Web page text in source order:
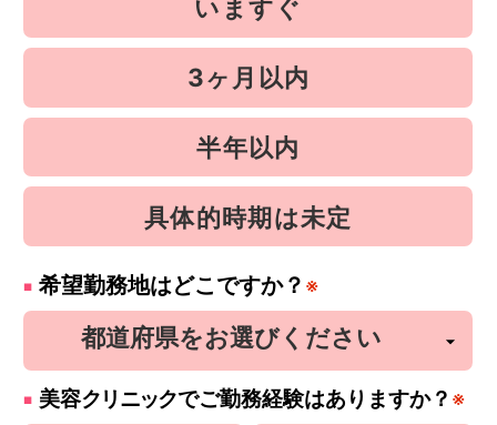
いますぐ
3ヶ月以内
半年以内
具体的時期は未定
希望勤務地はどこですか？ ※
美容クリニックでご勤務経験はありますか？ ※